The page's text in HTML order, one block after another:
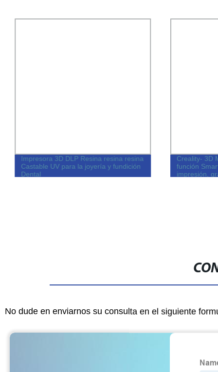
Impresora 3D DLP Resina resina resina
Castable UV para la joyería y fundición
Dental
Creality- 3D
función
impresión,
No dude en enviarnos su consulta en el siguiente